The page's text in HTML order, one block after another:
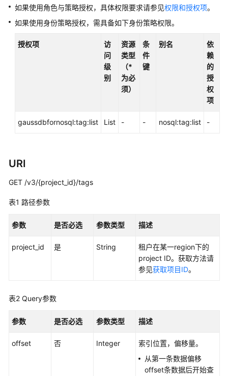
GeminiDB
接
接
兼
DynamoDB
口
接
Mongo
如果使用角色与策略授权，具体权限要求请参见权限和授权项。
如果使用身份策略授权，需具备如下身份策略权限。
授权项
访
问
级
别
资源
类型
（*
为必
须）
条
件
键
别名
依
赖
的
授
权
项
gaussdbfornosql:tag:list List - - nosql:tag:list -
URI
GET /v3/{project_id}/tags
表1 路径参数
参数 是否必选 参数类型 描述
project_id 是 String
租户在某一region下的
project ID。获取方法请
参见获取项目ID。
表2 Query参数
参数 是否必选 参数类型 描述
offset 否 Integer
索引位置，偏移量。
从第一条数据偏移
offset条数据后开始查